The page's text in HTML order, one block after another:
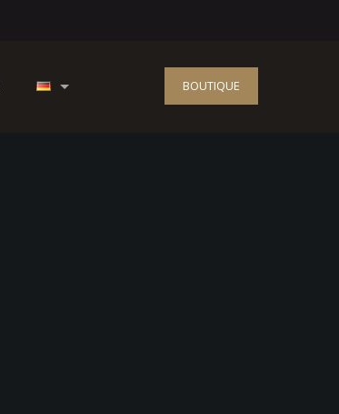
BOUTIQUE